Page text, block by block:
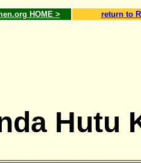
HOME > return to
Hutu